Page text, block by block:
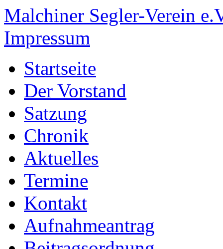
Malchiner Segler-Verein
Impressum
Startseite
Der Vorstand
Satzung
Chronik
Aktuelles
Termine
Kontakt
Aufnahmeantrag